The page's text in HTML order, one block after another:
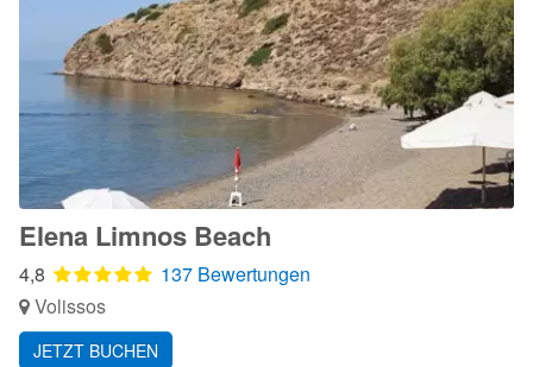
Elena Limnos Beach
4,8
137 Bewertungen
Volissos
JETZT BUCHEN